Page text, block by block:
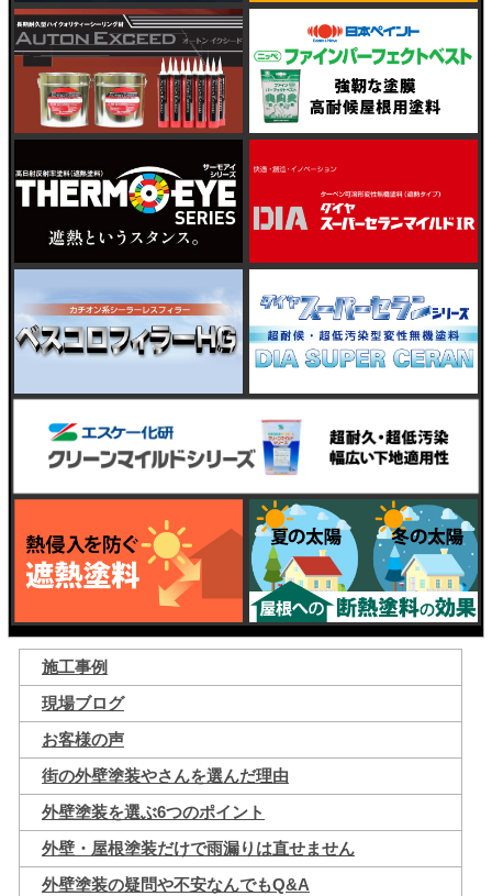
施工事例
現場ブログ
お客様の声
街の外壁塗装やさんを選んだ理由
外壁塗装を選ぶ6つのポイント
外壁・屋根塗装だけで雨漏りは直せません
外壁塗装の疑問や不安なんでもQ&A